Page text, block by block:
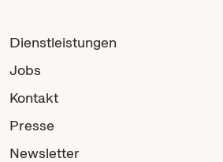
Dienstleistungen
Jobs
Kontakt
Presse
Newsletter